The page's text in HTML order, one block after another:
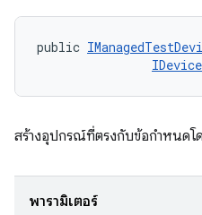
public
สร้างอุปกรณ์ที่ตรงกับข้อกำหนดโ
พารามิเตอร์